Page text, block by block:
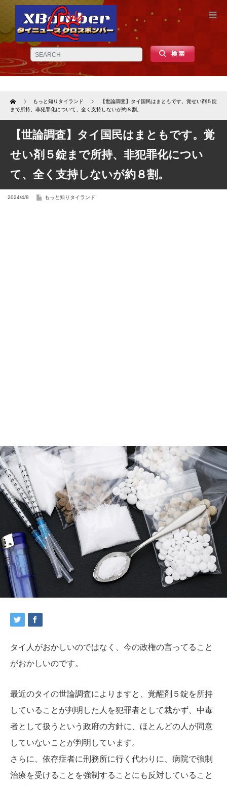
Home もっと知りタイランド
【世論調査】タイ国民はまともです。覚せい剤５錠
まで所持、非犯罪化について、全く支持しないが約８割。
【世論調査】タイ国民はまともです。覚
せい剤５錠まで所持、非犯罪化につい
て、全く支持しないが約８割。
2024/4/8 もっと知りタイランド
タイ人がおかしいのではなく、今の政権の言ってること
がおかしいのです。
最近のタイの世論調査によりますと、覚醒剤５​​錠を所持
していることが判明した人を犯罪者として裁かず、中毒
者として扱うという政府の方針に、ほとんどの人が同意
していないことが判明しています。
さらに、依存症者に刑務所に行く代わりに、病院で強制
治療を受けることを強制することにも反対していること